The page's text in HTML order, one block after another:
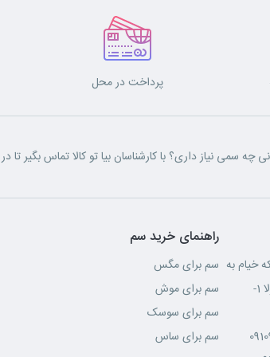
پرداخت در محل
سمی نیاز داری؟ با کارشناسان بیا تو کالا تماس بگیر تا
خیام به
راهنمای خرید سم
سم برای مگس
سم برای موش
سم برای سوسک
سم برای ساس